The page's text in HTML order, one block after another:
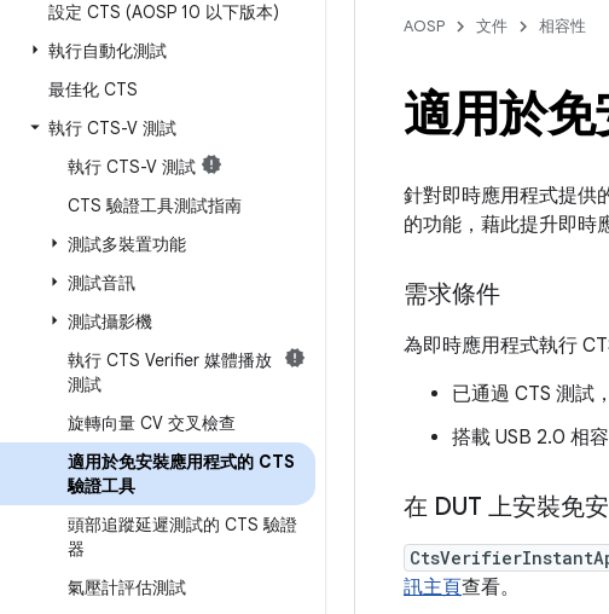
設定 CTS (AOSP 10 以下版本)
執行自動化測試
最佳化 CTS
執行 CTS-V 測試
執行 CTS-V 測試
CTS 驗證工具測試指南
測試多裝置功能
測試音訊
測試攝影機
執行 CTS Verifier 媒體播放
測試
旋轉向量 CV 交叉檢查
適用於免安裝應用程式的 CTS
驗證工具
頭部追蹤延遲測試的 CTS 驗證
器
氣壓計評估測試
AOSP 文件 相容性
適用於免
針對即時應用程式提供
的功能，藉此提升即時
需求條件
為即時應用程式執行
已通過 CTS 測試
搭載 USB 2.0 相
在 DUT 上安裝免
訊主頁查看。